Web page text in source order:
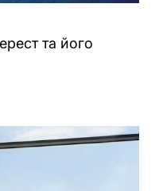
та його